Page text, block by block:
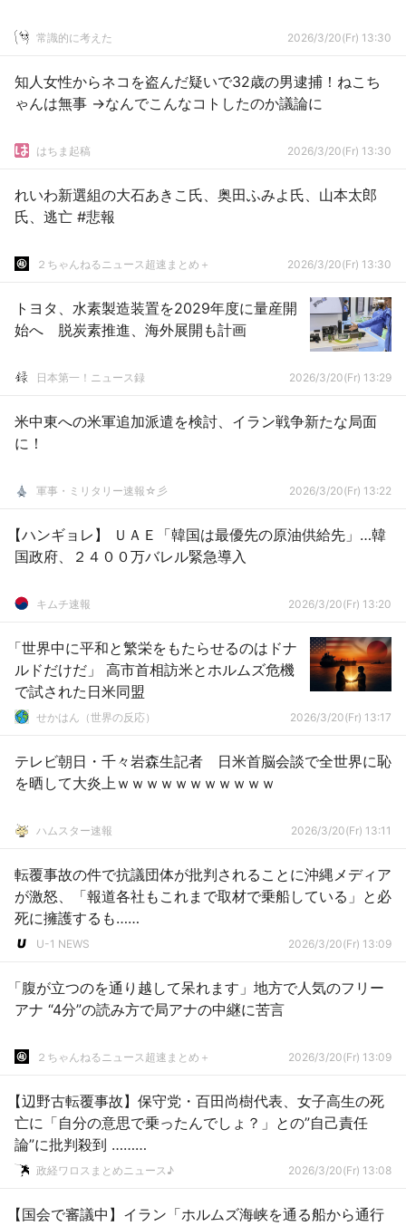
常識的に考えた 2026/3/20(Fr) 13:30
知人女性からネコを盗んだ疑いで32歳の男逮捕！ねこち
ゃんは無事 →なんでこんなコトしたのか議論に
はちま起稿 2026/3/20(Fr) 13:30
れいわ新選組の大石あきこ氏、奥田ふみよ氏、山本太郎
氏、逃亡 #悲報
２ちゃんねるニュース超速まとめ＋ 2026/3/20(Fr) 13:30
トヨタ、水素製造装置を2029年度に量産開
始へ 脱炭素推進、海外展開も計画
日本第一！ニュース録 2026/3/20(Fr) 13:29
米中東への米軍追加派遣を検討、イラン戦争新たな局面
に！
軍事・ミリタリー速報☆彡 2026/3/20(Fr) 13:22
【ハンギョレ】 ＵＡＥ「韓国は最優先の原油供給先」…韓
国政府、２４００万バレル緊急導入
キムチ速報 2026/3/20(Fr) 13:20
「世界中に平和と繁栄をもたらせるのはドナ
ルドだけだ」 高市首相訪米とホルムズ危機
で試された日米同盟
せかはん（世界の反応） 2026/3/20(Fr) 13:17
テレビ朝日・千々岩森生記者 日米首脳会談で全世界に恥
を晒して大炎上ｗｗｗｗｗｗｗｗｗｗｗ
ハムスター速報 2026/3/20(Fr) 13:11
転覆事故の件で抗議団体が批判されることに沖縄メディア
が激怒、「報道各社もこれまで取材で乗船している」と必
死に擁護するも……
U-1 NEWS 2026/3/20(Fr) 13:09
「腹が立つのを通り越して呆れます」地方で人気のフリー
アナ “4分”の読み方で局アナの中継に苦言
２ちゃんねるニュース超速まとめ＋ 2026/3/20(Fr) 13:09
【辺野古転覆事故】保守党・百田尚樹代表、女子高生の死
亡に「自分の意思で乗ったんでしょ？」との”自己責任
論”に批判殺到 ………
政経ワロスまとめニュース♪ 2026/3/20(Fr) 13:08
【国会で審議中】イラン「ホルムズ海峡を通る船から通行